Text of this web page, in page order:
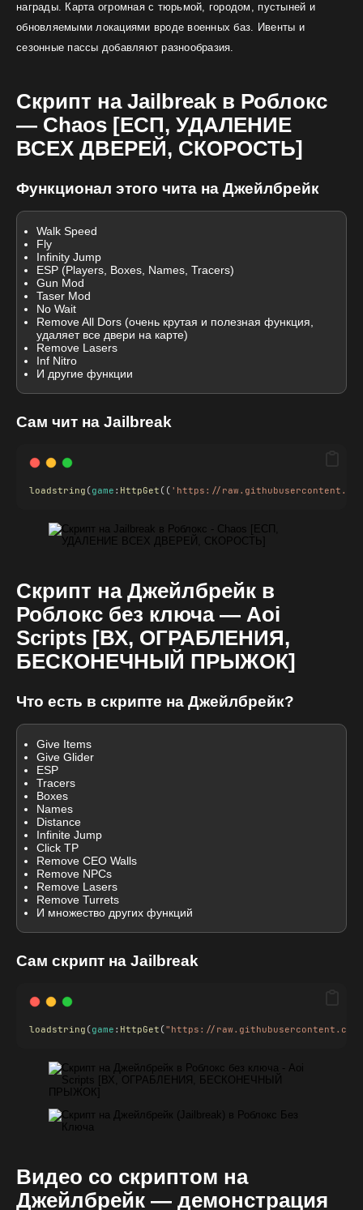
награды. Карта огромная с тюрьмой, городом, пустыней и
обновляемыми локациями вроде военных баз. Ивенты и
сезонные пассы добавляют разнообразия.
Скрипт на Jailbreak в Роблокс
— Chaos [ЕСП, УДАЛЕНИЕ
ВСЕХ ДВЕРЕЙ, СКОРОСТЬ]
Функционал этого чита на Джейлбрейк
Walk Speed
Fly
Infinity Jump
ESP (Players, Boxes, Names, Tracers)
Gun Mod
Taser Mod
No Wait
Remove All Dors (очень крутая и полезная функция,
удаляет все двери на карте)
Remove Lasers
Inf Nitro
И другие функции
Сам чит на Jailbreak
loadstring (game : HttpGet (( 'https://
Скрипт на Джейлбрейк в
Роблокс без ключа — Aoi
Scripts [ВХ, ОГРАБЛЕНИЯ,
БЕСКОНЕЧНЫЙ ПРЫЖОК]
Что есть в скрипте на Джейлбрейк?
Give Items
Give Glider
ESP
Tracers
Boxes
Names
Distance
Infinite Jump
Click TP
Remove CEO Walls
Remove NPCs
Remove Lasers
Remove Turrets
И множество других функций
Сам скрипт на Jailbreak
loadstring (game : HttpGet ("https://
Видео со скриптом на
Джейлбрейк — демонстрация